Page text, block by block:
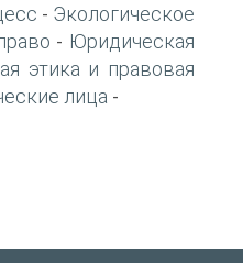
- Экологическое
- Юридическая
этика и правовая
лица -